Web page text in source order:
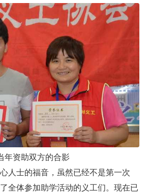
年资助双方的合影
士的福音，虽然已经不是第一次
全体参加助学活动的义工们。现在已